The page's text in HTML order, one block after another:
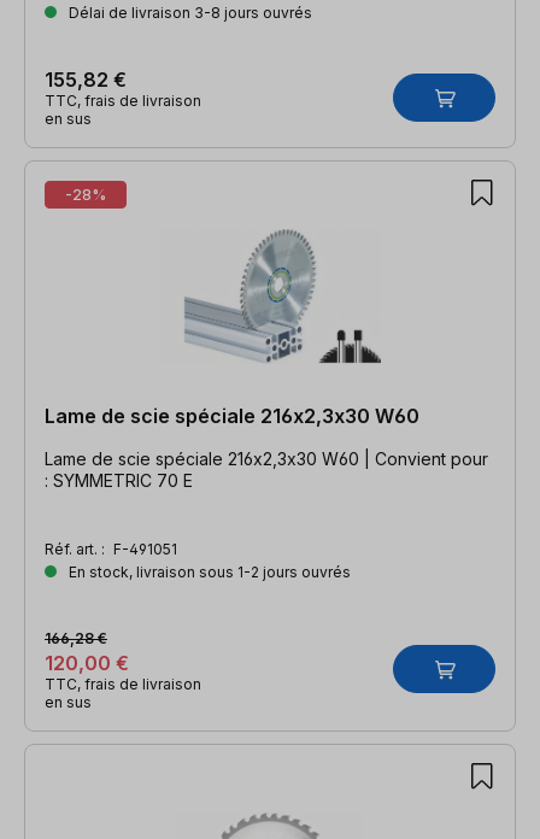
Délai de livraison 3-8 jours ouvrés
155,82 €
TTC, frais de livraison
en sus
-28%
Lame de scie spéciale 216x2,3x30 W60
Lame de scie spéciale 216x2,3x30 W60 | Convient pour
: SYMMETRIC 70 E
Réf. art. : F-491051
En stock, livraison sous 1-2 jours ouvrés
120,00 €
166,28 €
TTC, frais de livraison
en sus